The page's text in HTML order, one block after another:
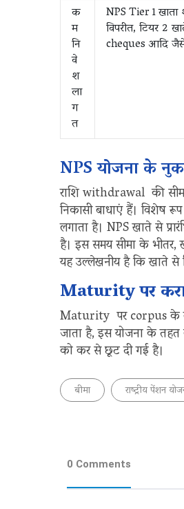
क
म
नि
वे
श
ला
ग
त
NPS Tier 1
विपरीत, टियर 2
cheques आदि जैसे
NPS योजना के
राशि withdrawal की
निकासी बाधाएं हैं। विशेष
लगाता है। NPS खाते से
है। इस समय सीमा के
यह उल्लेखनीय है कि खाते से
Maturity पर
Maturity पर corpus के रूप
जाता है, इस योजना के
को कर से छूट दी गई है।
बीमा राष्ट्रीय पेंशन
0 Comments